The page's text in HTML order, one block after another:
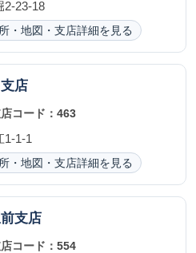
2-23-18
・地図・支店詳細を見る
店
コード：463
1-1-1
・地図・支店詳細を見る
支店
コード：554